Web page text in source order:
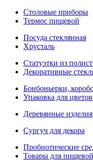
Столовые приборы
Термос пищевой
Посуда стеклянная
Хрусталь
Статуэтки из
Декоративные
Бонбоньерки,
Упаковка для цветов
Деревянные изделия
Сургуч для декора
Пробиотические
Товары для